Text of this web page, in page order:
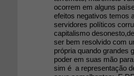
ocorrem em alguns
efeitos negativos temos
servidores políticos
capitalismo
ser bem resolvido com
própria quando grandes
poder em suas mão
sim é a representação